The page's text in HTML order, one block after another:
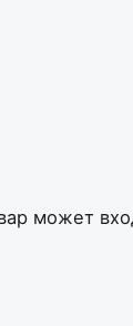
может